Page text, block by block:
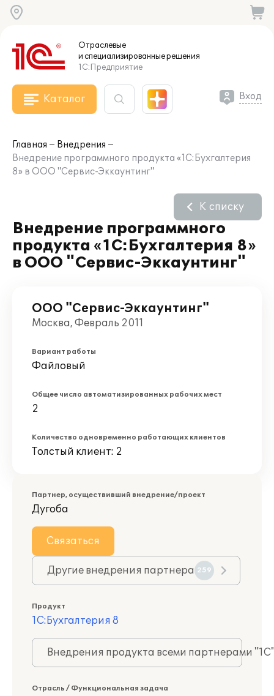
Отраслевые
и специализированныерешения
1С:Предприятие
Каталог Вход
Главная
Внедрения
Внедрение программного продукта «1С:Бухгалтерия
8» в ООО "Сервис-Эккаунтинг"
Внедрение программного
продукта «1С:Бухгалтерия 8»
в ООО "Сервис-Эккаунтинг"
К списку
ООО "Сервис-Эккаунтинг"
Москва, Февраль 2011
Вариант работы
Файловый
Общее число автоматизированных рабочих мест
2
Количество одновременно работающих клиентов
Толстый клиент: 2
Партнер, осуществивший внедрение/проект
Дугоба
Связаться
Другие внедрения партнера 259
Продукт
1С:Бухгалтерия 8
Внедрения продукта всеми партнерами
Отрасль / Функциональная задача